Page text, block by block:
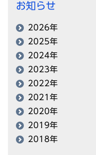
お知らせ
2026年
2025年
2024年
2023年
2022年
2021年
2020年
2019年
2018年